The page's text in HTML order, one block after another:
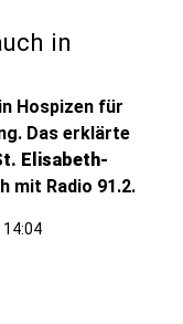
in
Hospizen für
Das erklärte
Elisabeth-
mit Radio 91.2.
14:04